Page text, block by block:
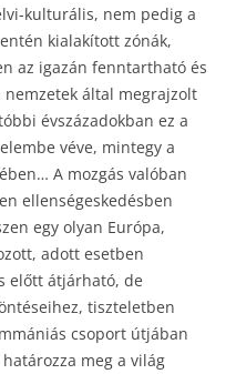
kulturális, nem pedig a
kialakított zónák,
az igazán fenntartható és
által megrajzolt
évszázadokban ez a
véve, mintegy a
A mozgás valóban
ellenségeskedésben
egy olyan Európa,
adott esetben
előtt átjárható, de
tiszteletben
csoport útjában
meg a világ